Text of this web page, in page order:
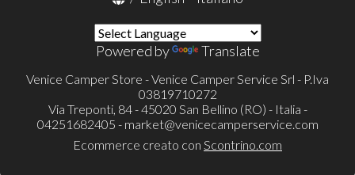
Powered by Translate
Venice Camper Store - Venice Camper Service Srl - P.Iva
03819710272
Via Treponti, 84 - 45020 San Bellino (RO) - Italia -
04251682405 - market@venicecamperservice.com
Ecommerce creato con Scontrino.com